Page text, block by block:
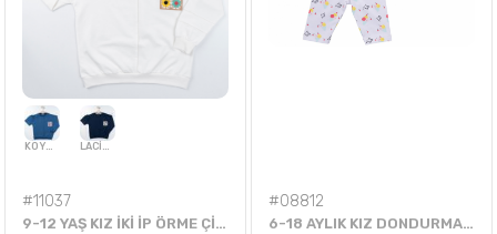
#11037
9-12 YAŞ KIZ İKİ İP ÖRME ÇİÇEK AKSESUARLI CONTOGİONS SWEAT
#08812
6-18 AYLIK KIZ DONDURMALI TAYTLI TAKIM